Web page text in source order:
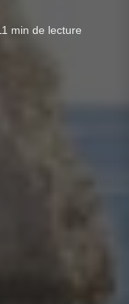
min de lecture